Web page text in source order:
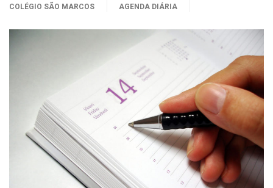
COLÉGIO SÃO MARCOS
AGENDA DIÁRIA